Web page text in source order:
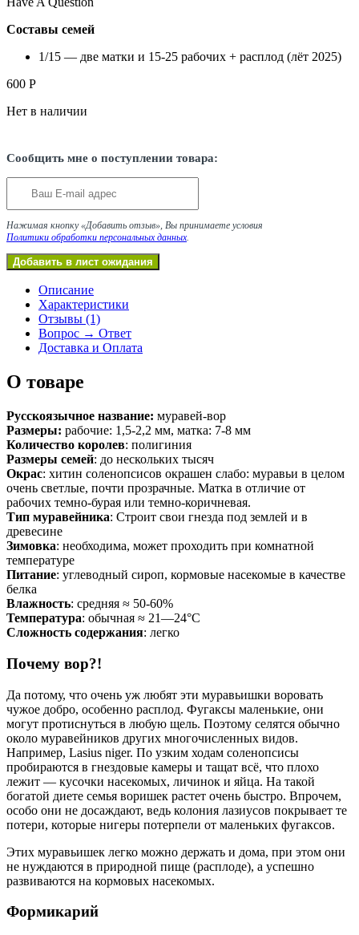
Составы семей
1/15 — две матки и 15-25 рабочих + расплод (лёт 2025)
600 Р
Нет в наличии
Сообщить мне о поступлении товара:
Нажимая кнопку «Добавить отзыв», Вы принимаете условия
Политики обработки персональных данных.
Описание
Характеристики
Отзывы (1)
Вопрос → Ответ
Доставка и Оплата
О товаре
Русскоязычное название: муравей-вор
Размеры: рабочие: 1,5-2,2 мм, матка: 7-8 мм
Количество королев: полигиния
Размеры семей: до нескольких тысяч
Окрас: хитин соленопсисов окрашен слабо: муравьи в целом
очень светлые, почти прозрачные. Матка в отличие от
рабочих темно-бурая или темно-коричневая.
Тип муравейника: Строит свои гнезда под землей и в
древесине
Зимовка: необходима, может проходить при комнатной
температуре
Питание: углеводный сироп, кормовые насекомые в качестве
белка
Влажность: средняя ≈ 50-60%
Температура: обычная ≈ 21—24°С
Сложность содержания: легко
Почему вор?!
Да потому, что очень уж любят эти муравьишки воровать
чужое добро, особенно расплод. Фугаксы маленькие, они
могут протиснуться в любую щель. Поэтому селятся обычно
около муравейников других многочисленных видов.
Например, Lasius niger. По узким ходам соленопсисы
пробираются в гнездовые камеры и тащат всё, что плохо
лежит — кусочки насекомых, личинок и яйца. На такой
богатой диете семья воришек растет очень быстро. Впрочем,
особо они не досаждают, ведь колония лазиусов покрывает те
потери, которые нигеры потерпели от маленьких фугаксов.
Этих муравьишек легко можно держать и дома, при этом они
не нуждаются в природной пище (расплоде), а успешно
развиваются на кормовых насекомых.
Формикарий